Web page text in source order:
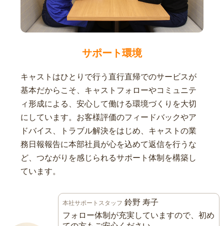
サポート環境
キャストはひとりで行う直行直帰でのサービスが
基本だからこそ、キャストフォローやコミュニテ
ィ形成による、安心して働ける環境づくりを大切
にしています。お客様評価のフィードバックやア
ドバイス、トラブル解決をはじめ、キャストの業
務日報報告に本部社員が心を込めて返信を行うな
ど、つながりを感じられるサポート体制を構築し
ています。
本社サポートスタッフ 鈴野 寿子
フォロー体制が充実していますので、初め